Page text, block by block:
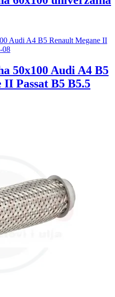
50x100 Audi A4 B5
Passat B5 B5.5